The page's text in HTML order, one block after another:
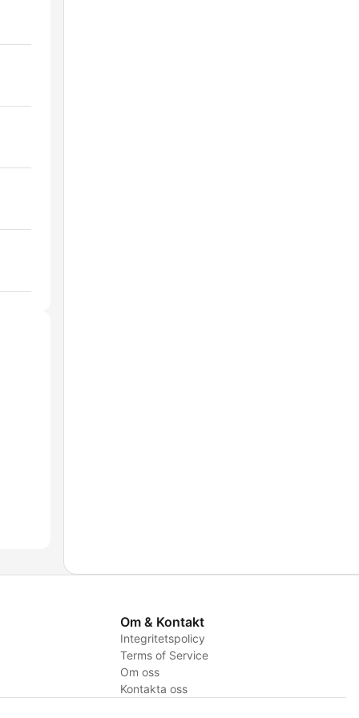
Om & Kontakt
Integritetspolicy
Terms of Service
Om oss
Kontakta oss